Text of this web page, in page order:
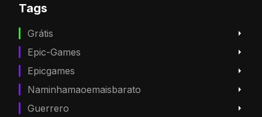
Tags
Grátis
Epic-Games
Epicgames
Naminhamaoemaisbarato
Guerrero